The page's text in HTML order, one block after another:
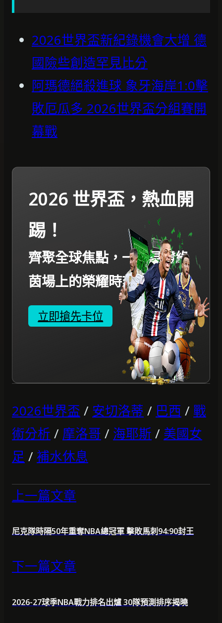
2026世界盃新紀錄機會大增 德
國險些創造罕見比分
阿瑪德絕殺進球 象牙海岸1:0擊
敗厄瓜多 2026世界盃分組賽開
幕戰
2026 世界盃，熱血開
踢！
齊聚全球焦點，一起見證綠
茵場上的榮耀時刻。
立即搶先卡位
2026世界盃 / 安切洛蒂 / 巴西 / 戰
術分析 / 摩洛哥 / 海耶斯 / 美國女
足 / 補水休息
上一篇文章
尼克隊時隔50年重奪NBA總冠軍 擊敗馬刺94:90封王
下一篇文章
2026-27球季NBA戰力排名出爐 30隊預測排序揭曉